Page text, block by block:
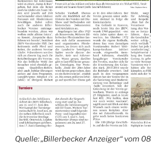
Quelle: „Billerbecker Anzeiger“ vom